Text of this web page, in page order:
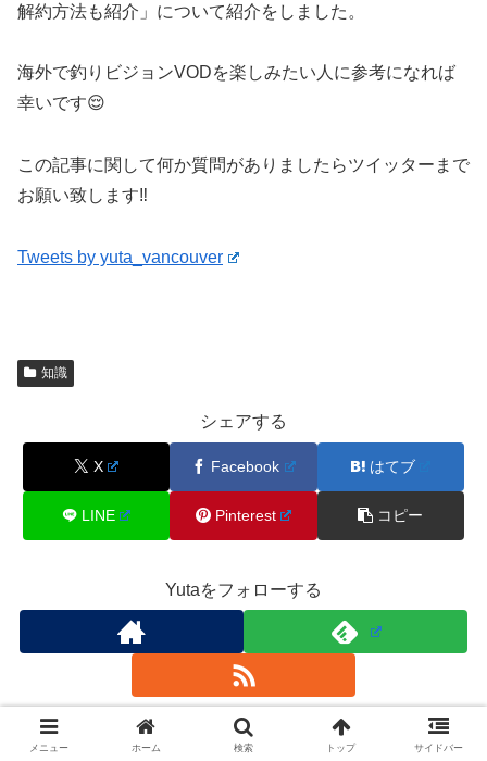
解約方法も紹介」について紹介をしました。
海外で釣りビジョンVODを楽しみたい人に参考になれば
幸いです😌
この記事に関して何か質問がありましたらツイッターまで
お願い致します‼️
Tweets by yuta_vancouver
知識
シェアする
X Facebook はてブ
LINE Pinterest コピー
Yutaをフォローする
Yuta
メニュー ホーム 検索 トップ サイドバー